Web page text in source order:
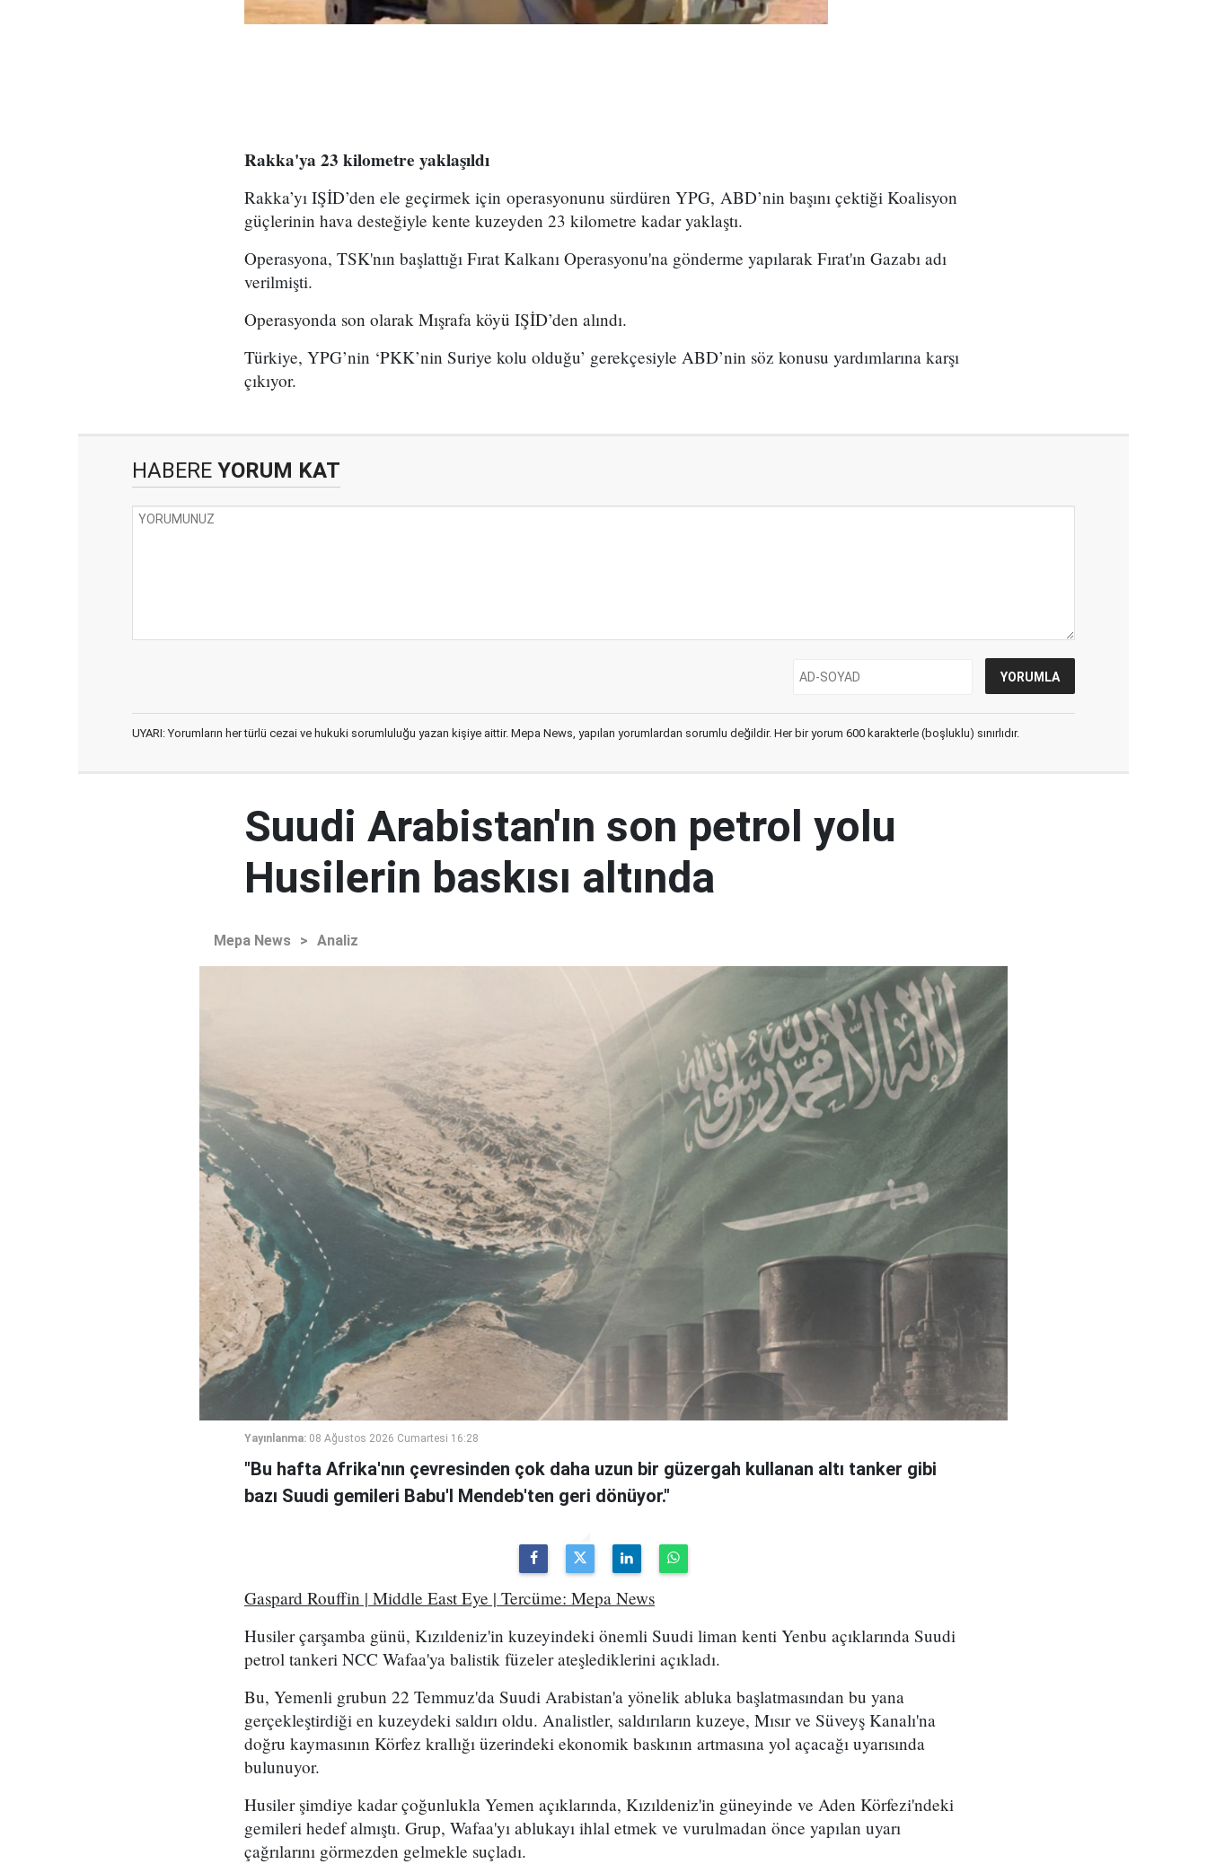
Rakka'ya 23 kilometre yaklaşıldı
Rakka’yı IŞİD’den ele geçirmek için operasyonunu sürdüren YPG, ABD’nin başını çektiği Koalisyon
güçlerinin hava desteğiyle kente kuzeyden 23 kilometre kadar yaklaştı.
Operasyona, TSK'nın başlattığı Fırat Kalkanı Operasyonu'na gönderme yapılarak Fırat'ın Gazabı adı
verilmişti.
Operasyonda son olarak Mışrafa köyü IŞİD’den alındı.
Türkiye, YPG’nin ‘PKK’nin Suriye kolu olduğu’ gerekçesiyle ABD’nin söz konusu yardımlarına karşı
çıkıyor.
HABERE YORUM KAT
UYARI: Yorumların her türlü cezai ve hukuki sorumluluğu yazan kişiye aittir. Mepa News, yapılan yorumlardan sorumlu değildir. Her bir yorum 600 karakterle (boşluklu) sınırlıdır.
Suudi Arabistan'ın son petrol yolu
Husilerin baskısı altında
Mepa News > Analiz
Yayınlanma: 08 Ağustos 2026 Cumartesi 16:28
"Bu hafta Afrika'nın çevresinden çok daha uzun bir güzergah kullanan altı tanker gibi
bazı Suudi gemileri Babu'l Mendeb'ten geri dönüyor."
Gaspard Rouffin | Middle East Eye | Tercüme: Mepa News
Husiler çarşamba günü, Kızıldeniz'in kuzeyindeki önemli Suudi liman kenti Yenbu açıklarında Suudi
petrol tankeri NCC Wafaa'ya balistik füzeler ateşlediklerini açıkladı.
Bu, Yemenli grubun 22 Temmuz'da Suudi Arabistan'a yönelik abluka başlatmasından bu yana
gerçekleştirdiği en kuzeydeki saldırı oldu. Analistler, saldırıların kuzeye, Mısır ve Süveyş Kanalı'na
doğru kaymasının Körfez krallığı üzerindeki ekonomik baskının artmasına yol açacağı uyarısında
bulunuyor.
Husiler şimdiye kadar çoğunlukla Yemen açıklarında, Kızıldeniz'in güneyinde ve Aden Körfezi'ndeki
gemileri hedef almıştı. Grup, Wafaa'yı ablukayı ihlal etmek ve vurulmadan önce yapılan uyarı
çağrılarını görmezden gelmekle suçladı.